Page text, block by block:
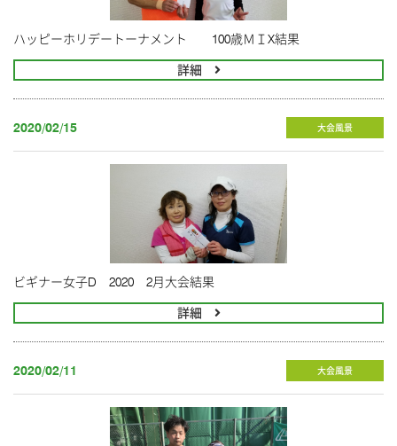
ハッピーホリデートーナメント 100歳ＭＩX結果
詳細
2020/02/15 大会風景
ビギナー女子D 2020 2月大会結果
詳細
2020/02/11 大会風景